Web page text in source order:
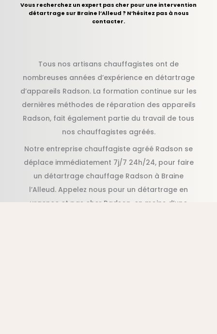
Vous recherchez un expert pas cher pour une intervention
détartrage sur Braine l’Alleud ? N’hésitez pas à nous
contacter.
Tous nos artisans chauffagistes ont de
nombreuses années d’expérience en détartrage
d’appareils Radson. La formation continue sur les
dernières méthodes de réparation des appareils
Radson, fait également partie du travail de tous
nos chauffagistes agréés.
Notre entreprise chauffagiste agréé Radson se
déplace immédiatement 7j/7 24h/24, pour faire
un détartrage chauffage Radson à Braine
l’Alleud. Appelez nous pour un détartrage en
urgence et pas cher Radson, en moins d’une